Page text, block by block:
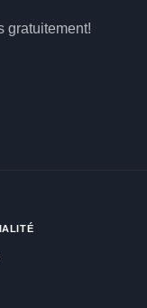
gratuitement!